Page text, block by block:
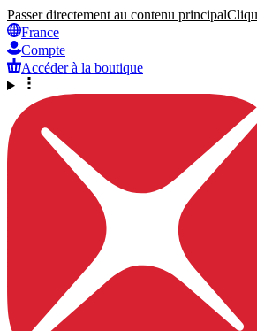
Passer directement au contenu principal
France
Compte
Accéder à la boutique